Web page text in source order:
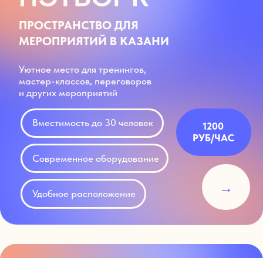
Современное оборудование
Вместимость до 30 человек 1200
ПОЧЕМУ НАС
ВЫБИРАЮТ?
ВМЕСТИМОСТЬ
ДО 30 ЧЕЛОВЕК
идеально для
небольших групп